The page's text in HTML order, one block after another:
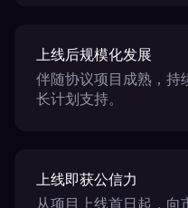
上线后规模化发展
伴随协议项目成熟，持
长计划支持。
上线即获公信力
从项目上线首日起，向